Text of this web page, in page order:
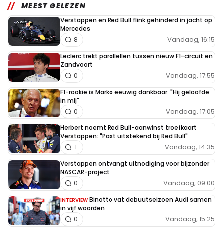
MEEST GELEZEN
Verstappen en Red Bull flink gehinderd in jacht op
Mercedes
Vandaag, 16:15
8
Leclerc trekt parallellen tussen nieuw F1-circuit en
Zandvoort
Vandaag, 17:55
0
F1-rookie is Marko eeuwig dankbaar: "Hij geloofde
in mij"
Vandaag, 17:05
0
Herbert noemt Red Bull-aanwinst troefkaart
Verstappen: "Past uitstekend bij Red Bull"
Vandaag, 14:35
1
Verstappen ontvangt uitnodiging voor bijzonder
NASCAR-project
Vandaag, 09:00
0
INTERVIEW Binotto vat debuutseizoen Audi samen
in vijf woorden
Vandaag, 15:25
0